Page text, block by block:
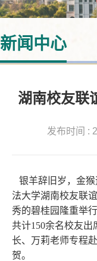
新闻中心
湖南校友联
发布时间 :
银羊辞旧岁，金猴
法大学湖南校友联
秀的碧桂园隆重举
共计150余名校友出
长、万莉老师专程
贺。